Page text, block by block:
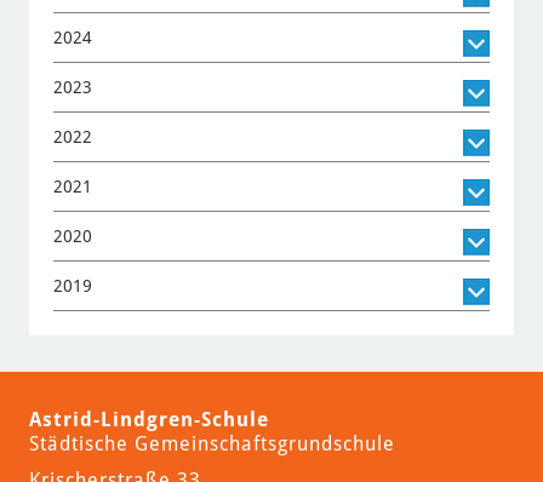
2024
2023
2022
2021
2020
2019
Astrid-Lindgren-Schule
Städtische Gemeinschaftsgrundschule